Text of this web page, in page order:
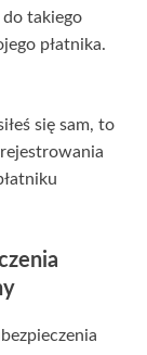
do takiego
płatnika.
się sam, to